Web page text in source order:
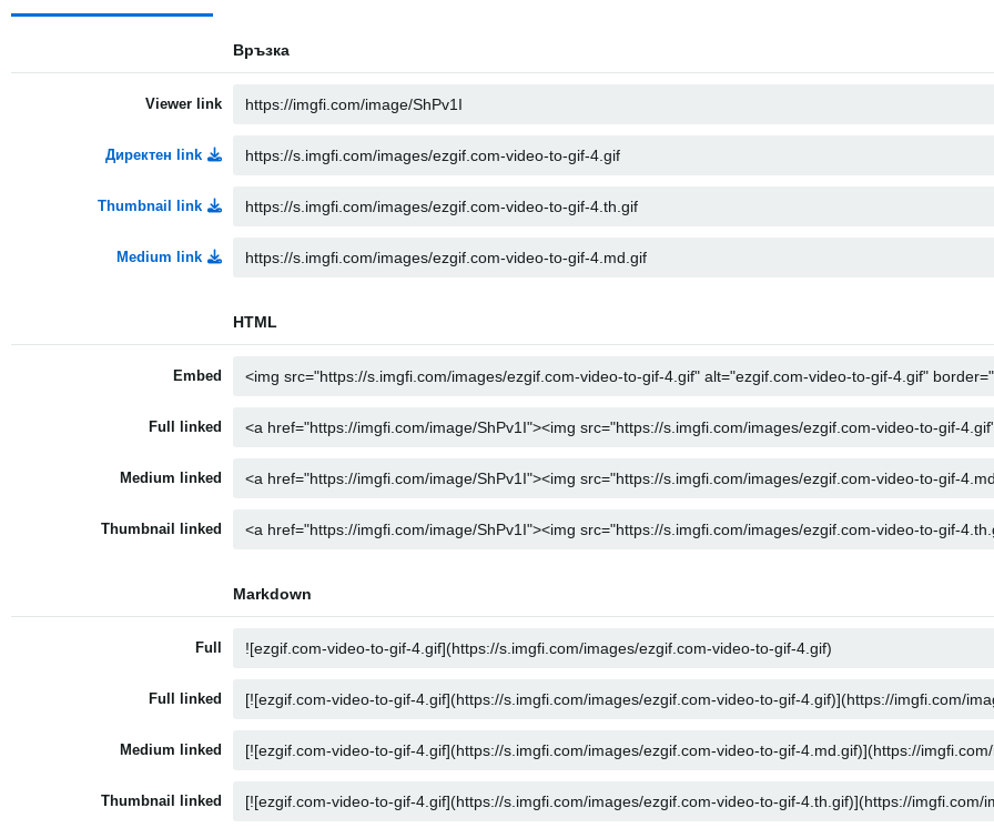
Връзка
Viewer link
Директен link
Thumbnail link
Medium link
HTML
Embed
Full linked
Medium linked
Thumbnail linked
Markdown
Full
Full linked
Medium linked
Thumbnail linked